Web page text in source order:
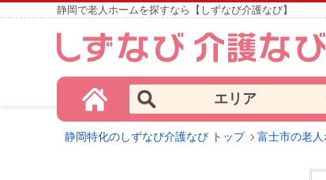
静岡で老人ホームを探すなら【しずなび介護なび】
エリア
静岡特化のしずなび介護なび トップ 富士市の老